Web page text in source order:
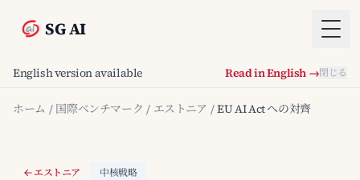
SG AI
English version available Read in English →閉じる
ホーム / 国際ベンチマーク / エストニア / EU AI Act への対齊
エストニア 中核戦略